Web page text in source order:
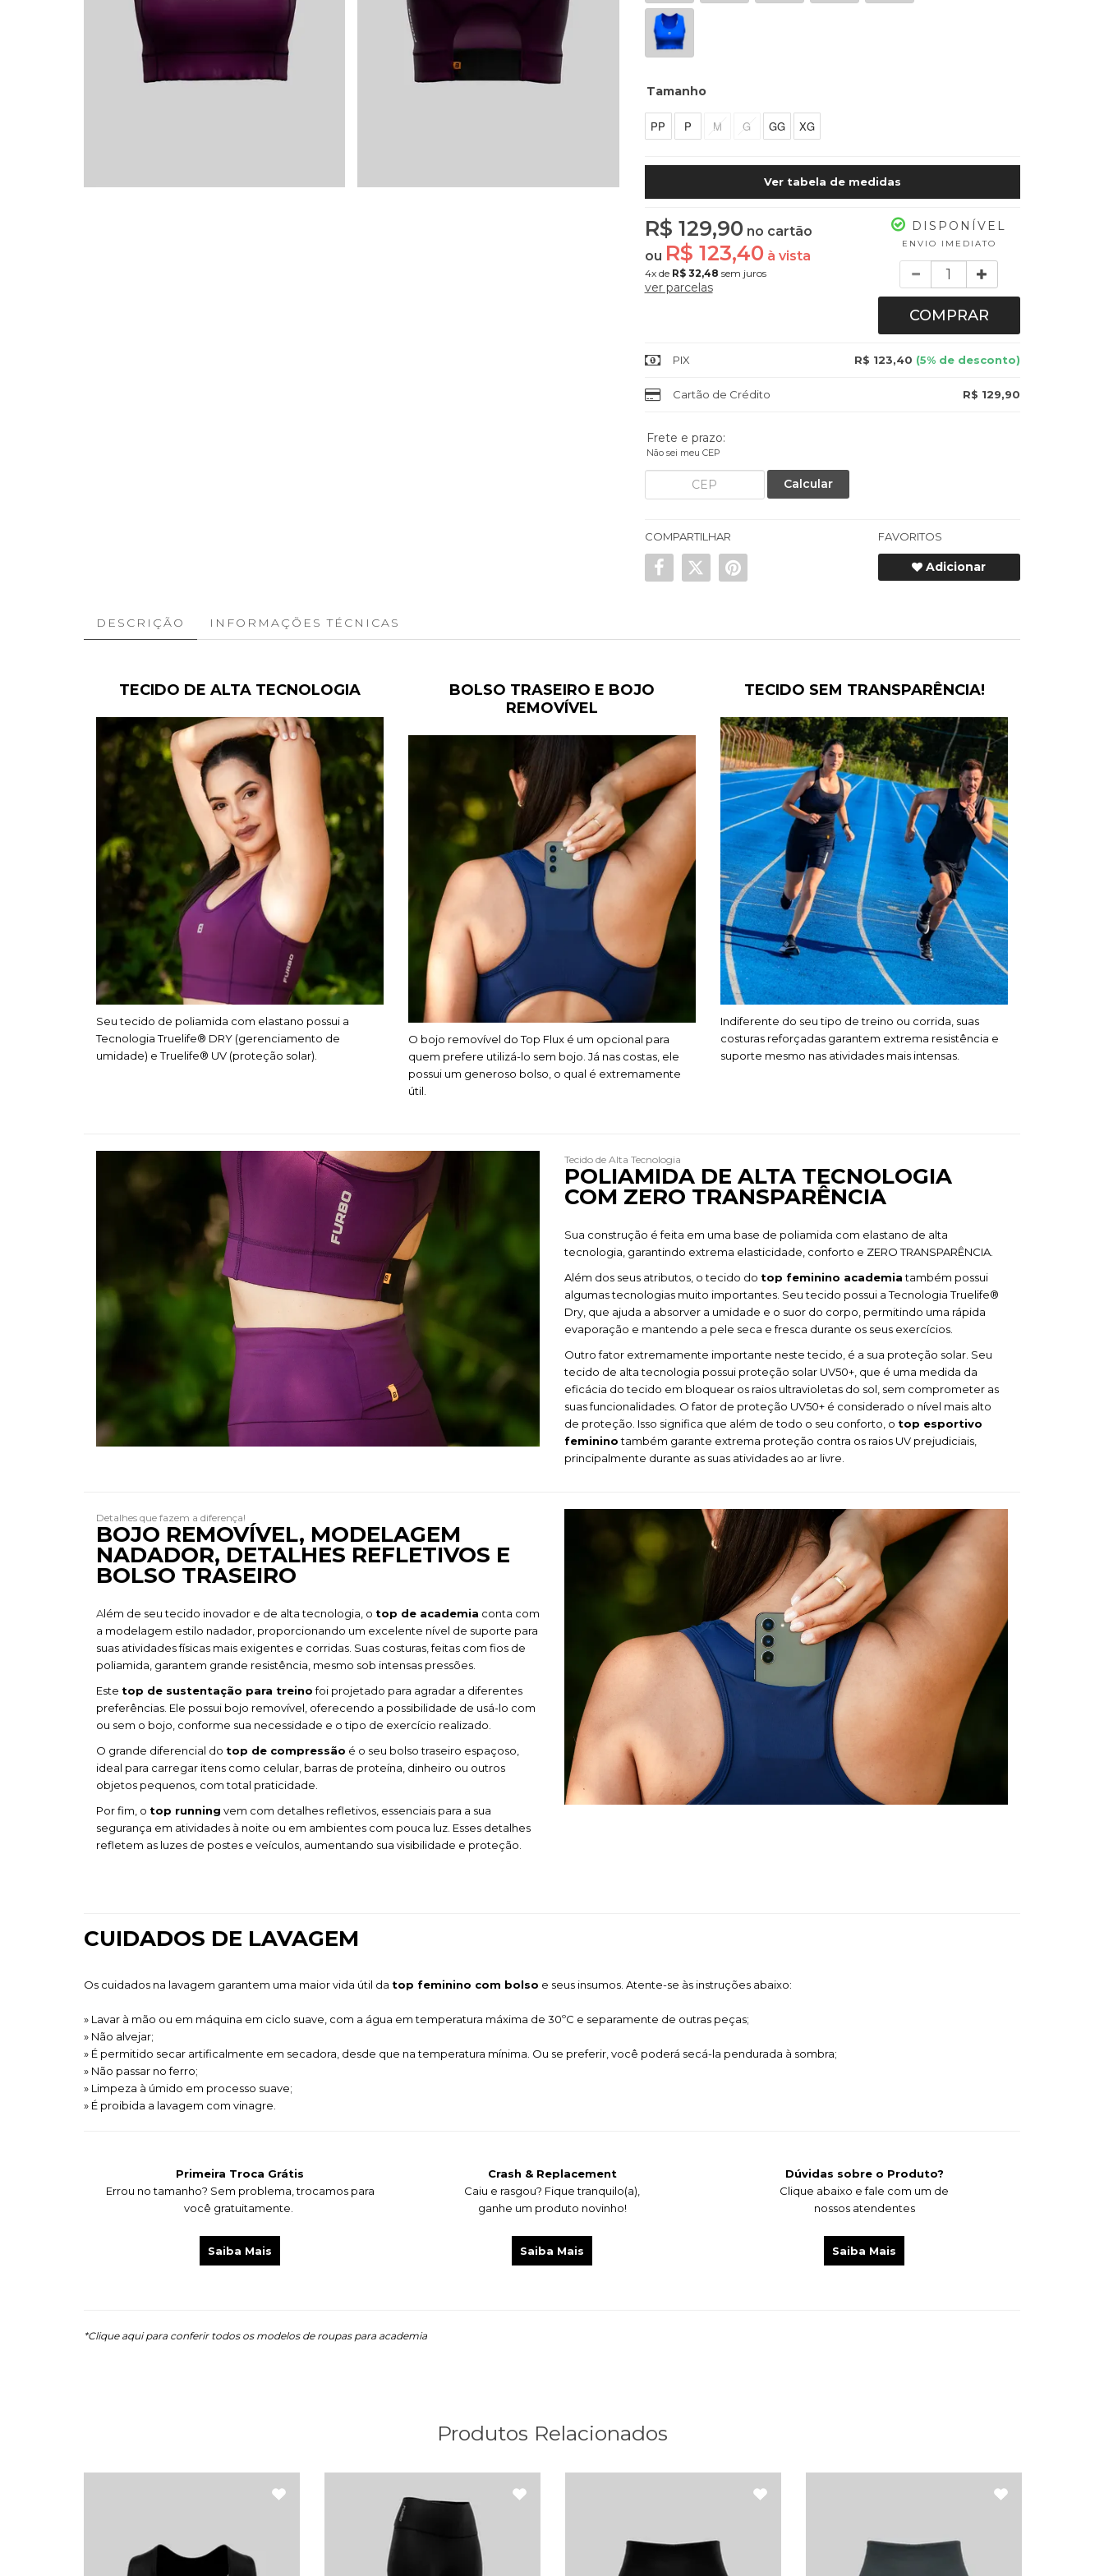
Tamanho
PP P M G GG XG
Ver tabela de medidas
R$ 129,90 no cartão
ou R$ 123,40 à vista
4xde R$ 32,48 sem juros
ver parcelas
DISPONÍVEL
ENVIO IMEDIATO
Quantidade
COMPRAR
PIX R$ 123,40 (5% de desconto)
Cartão de Crédito R$ 129,90
Frete e prazo:
Não sei meu CEP
Calcular
COMPARTILHAR FAVORITOS
Adicionar
DESCRIÇÃO INFORMAÇÕES TÉCNICAS
TECIDO DE ALTA TECNOLOGIA
Seu tecido de poliamida com elastano possui a
Tecnologia Truelife® DRY (gerenciamento de
umidade) e Truelife® UV (proteção solar).
BOLSO TRASEIRO E BOJO
REMOVÍVEL
O bojo removível do Top Flux é um opcional para
quem prefere utilizá-lo sem bojo. Já nas costas, ele
possui um generoso bolso, o qual é extremamente
útil.
TECIDO SEM TRANSPARÊNCIA!
Indiferente do seu tipo de treino ou corrida, suas
costuras reforçadas garantem extrema resistência e
suporte mesmo nas atividades mais intensas.
Tecido de Alta Tecnologia
POLIAMIDA DE ALTA TECNOLOGIA
COM ZERO TRANSPARÊNCIA
Sua construção é feita em uma base de poliamida com elastano de alta
tecnologia, garantindo extrema elasticidade, conforto e ZERO TRANSPARÊNCIA.
Além dos seus atributos, o tecido do top feminino academiatambém possui
algumas tecnologias muito importantes. Seu tecido possui a Tecnologia Truelife®
Dry, que ajuda a absorver a umidade e o suor do corpo, permitindo uma rápida
evaporação e mantendo a pele seca e fresca durante os seus exercícios.
Outro fator extremamente importante neste tecido, é a sua proteção solar. Seu
tecido de alta tecnologia possui proteção solar UV50+, que é uma medida da
eficácia do tecido em bloquear os raios ultravioletas do sol, sem comprometer as
suas funcionalidades. O fator de proteção UV50+ é considerado o nível mais alto
de proteção. Isso significa que além de todo o seu conforto, o top esportivo
femininotambém garante extrema proteção contra os raios UV prejudiciais,
principalmente durante as suas atividades ao ar livre.
Detalhes que fazem a diferença!
BOJO REMOVÍVEL, MODELAGEM
NADADOR, DETALHES REFLETIVOS E
BOLSO TRASEIRO
Além de seu tecido inovador e de alta tecnologia, o top de academia conta com
a modelagem estilo nadador, proporcionando um excelente nível de suporte para
suas atividades físicas mais exigentes e corridas. Suas costuras, feitas com fios de
poliamida, garantem grande resistência, mesmo sob intensas pressões.
Este top de sustentação para treinofoi projetado para agradar a diferentes
preferências. Ele possui bojo removível, oferecendo a possibilidade de usá-lo com
ou sem o bojo, conforme sua necessidade e o tipo de exercício realizado.
O grande diferencial do top de compressão é o seu bolso traseiro espaçoso,
ideal para carregar itens como celular, barras de proteína, dinheiro ou outros
objetos pequenos, com total praticidade.
Por fim, o top running vem com detalhes refletivos, essenciais para a sua
segurança em atividades à noite ou em ambientes com pouca luz. Esses detalhes
refletem as luzes de postes e veículos, aumentando sua visibilidade e proteção.
CUIDADOS DE LAVAGEM
Os cuidados na lavagem garantem uma maior vida útil da top feminino com bolso e seus insumos. Atente-se às instruções abaixo:
» Lavar à mão ou em máquina em ciclo suave, com a água em temperatura máxima de 30ºC e separamente de outras peças;
» Não alvejar;
» É permitido secar artificalmente em secadora, desde que na temperatura mínima. Ou se preferir, você poderá secá-la pendurada à sombra;
» Não passar no ferro;
» Limpeza à úmido em processo suave;
» É proibida a lavagem com vinagre.
Primeira Troca Grátis
Errou no tamanho? Sem problema, trocamos para
você gratuitamente.
Saiba Mais
Crash & Replacement
Caiu e rasgou? Fique tranquilo(a),
ganhe um produto novinho!
Saiba Mais
Dúvidas sobre o Produto?
Clique abaixo e fale com um de
nossos atendentes
Saiba Mais
*Clique aqui para conferir todos os modelos de roupas para academia
Produtos Relacionados